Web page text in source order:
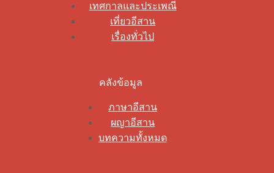
เทศกาลและประเพณี
เที่ยวอีสาน
เรื่องทั่วไป
คลังข้อมูล
ภาษาอีสาน
ผญาอีสาน
บทความทั้งหมด